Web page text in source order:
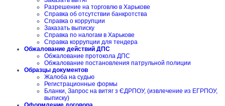
Разрешение на торговлю в Харькове
Справка об отсутствии банкротства
Справка о коррупции
Заказать выписку
Справка по налогам в Харькове
Справка коррупции для тендера
Обжалование действий ДПС
Обжалование протокола ДПС
Обжалование постановления патрульной полиции
Образцы документов
Жалоба на судью
Регистрационные формы
Бланки, Запрос на витяг з ЄДРПОУ, (извлечение из ЕГРПОУ,
выписку)